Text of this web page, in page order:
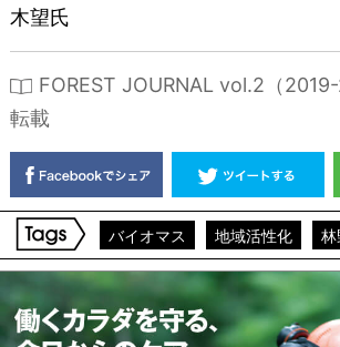
木望氏
FOREST JOURNAL vol.2（
転載
バイオマス 地域活性化 林